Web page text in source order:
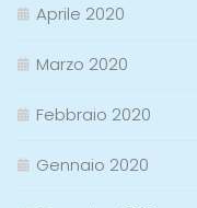
Aprile 2020
Marzo 2020
Febbraio 2020
Gennaio 2020